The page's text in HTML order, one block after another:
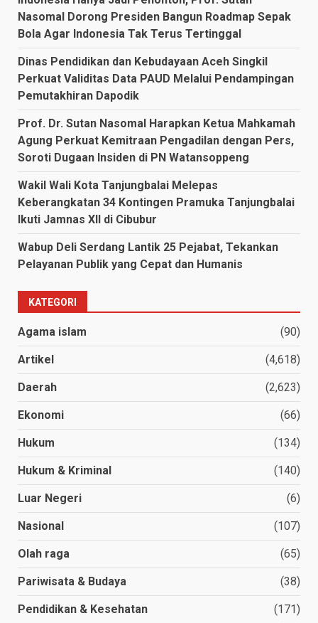
Nasomal Dorong Presiden Bangun Roadmap Sepak
Bola Agar Indonesia Tak Terus Tertinggal
Dinas Pendidikan dan Kebudayaan Aceh Singkil
Perkuat Validitas Data PAUD Melalui Pendampingan
Pemutakhiran Dapodik
Prof. Dr. Sutan Nasomal Harapkan Ketua Mahkamah
Agung Perkuat Kemitraan Pengadilan dengan Pers,
Soroti Dugaan Insiden di PN Watansoppeng
Wakil Wali Kota Tanjungbalai Melepas
Keberangkatan 34 Kontingen Pramuka Tanjungbalai
Ikuti Jamnas XII di Cibubur
Wabup Deli Serdang Lantik 25 Pejabat, Tekankan
Pelayanan Publik yang Cepat dan Humanis
KATEGORI
Agama islam (90)
Artikel (4,618)
Daerah (2,623)
Ekonomi (66)
Hukum (134)
Hukum & Kriminal (140)
Luar Negeri (6)
Nasional (107)
Olah raga (65)
Pariwisata & Budaya (38)
Pendidikan & Kesehatan
(171)